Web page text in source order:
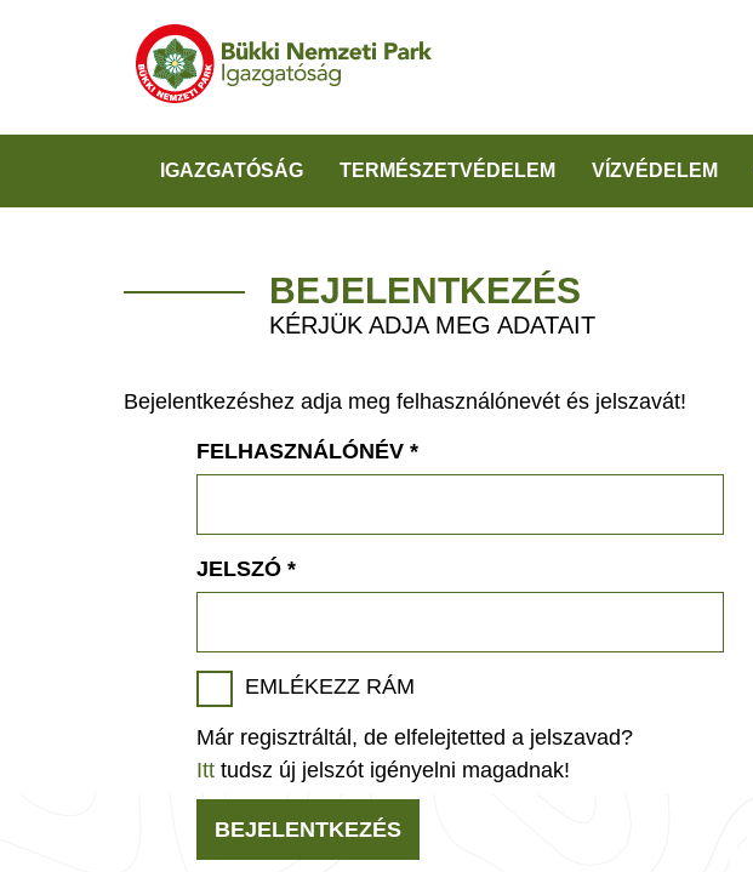
IGAZGATÓSÁG TERMÉSZETVÉDELEM VÍZVÉDELEM
BEJELENTKEZÉS
KÉRJÜK ADJA MEG ADATAIT
Bejelentkezéshez adja meg felhasználónevét és jelszavát!
FELHASZNÁLÓNÉV *
JELSZÓ *
EMLÉKEZZ RÁM
Már regisztráltál, de elfelejtetted a jelszavad?
Itt tudsz új jelszót igényelni magadnak!
BEJELENTKEZÉS